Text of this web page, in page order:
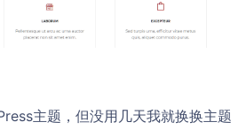
主题，但没用几天我就换换主题